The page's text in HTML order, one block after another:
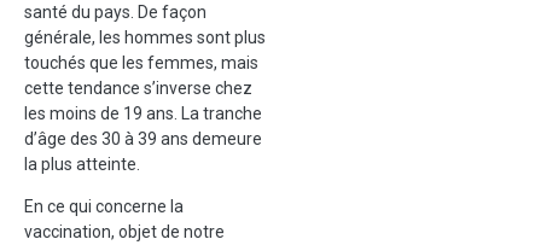
santé du pays. De façon
générale, les hommes sont plus
touchés que les femmes, mais
cette tendance s’inverse chez
les moins de 19 ans. La tranche
d’âge des 30 à 39 ans demeure
la plus atteinte.
En ce qui concerne la
vaccination, objet de notre